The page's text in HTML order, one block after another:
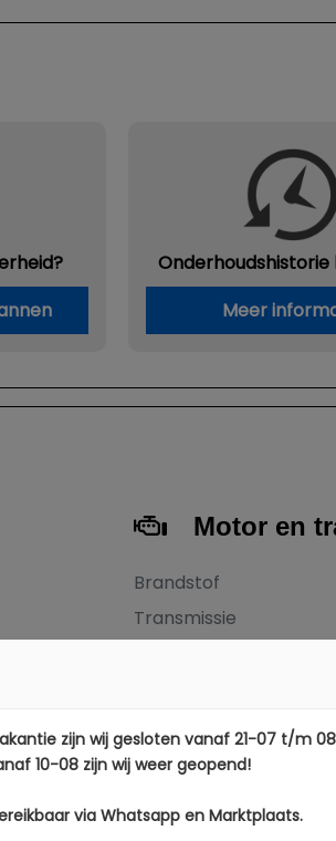
Onderhoudshistorie
Meer
Motor en
Brandstof
Transmissie
Topsnelheid
Maximum aantal
zijn wij gesloten vanaf 21-07 t/m
10-08 zijn wij weer geopend!
via Whatsapp en Marktplaats.